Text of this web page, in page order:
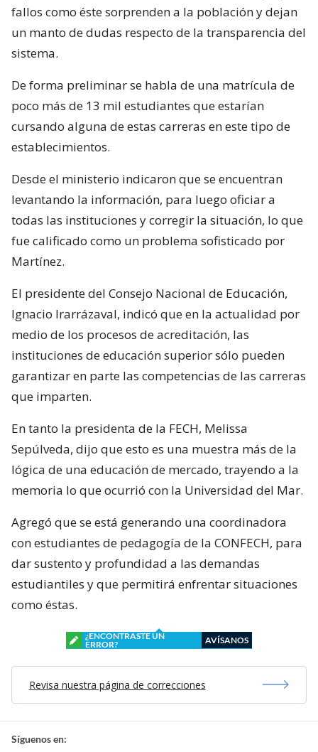
fallos como éste sorprenden a la población y dejan
un manto de dudas respecto de la transparencia del
sistema.
De forma preliminar se habla de una matrícula de
poco más de 13 mil estudiantes que estarían
cursando alguna de estas carreras en este tipo de
establecimientos.
Desde el ministerio indicaron que se encuentran
levantando la información, para luego oficiar a
todas las instituciones y corregir la situación, lo que
fue calificado como un problema sofisticado por
Martínez.
El presidente del Consejo Nacional de Educación,
Ignacio Irarrázaval, indicó que en la actualidad por
medio de los procesos de acreditación, las
instituciones de educación superior sólo pueden
garantizar en parte las competencias de las carreras
que imparten.
En tanto la presidenta de la FECH, Melissa
Sepúlveda, dijo que esto es una muestra más de la
lógica de una educación de mercado, trayendo a la
memoria lo que ocurrió con la Universidad del Mar.
Agregó que se está generando una coordinadora
con estudiantes de pedagogía de la CONFECH, para
dar sustento y profundidad a las demandas
estudiantiles y que permitirá enfrentar situaciones
como éstas.
¿ENCONTRASTE UN
ERROR?
AVÍSANOS
Revisa nuestra página de correcciones
Síguenos en: